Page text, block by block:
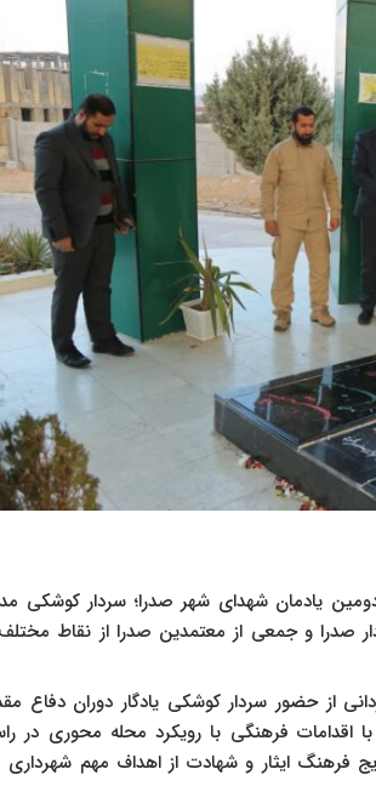
یادمان شهدای شهر صدرا؛ سردار کوشکی
و جمعی از معتمدین صدرا از نقاط
از حضور سردار کوشکی یادگار دوران دفاع
فرهنگی با رویکرد محله محوری در
فرهنگ ایثار و شهادت از اهداف مهم شهرداری